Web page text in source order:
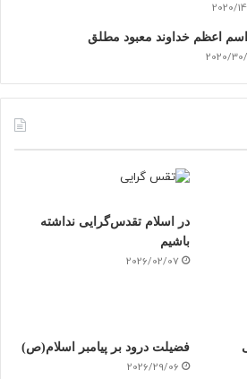
2020/
اسم اعظم خداوند معبود مطلق
2020/
در اسلام تقدس‌گرایی نداشته
باشیم
2026/02/07
فضیلت درود بر پیامبر اسلام(ص)
2026/29/06